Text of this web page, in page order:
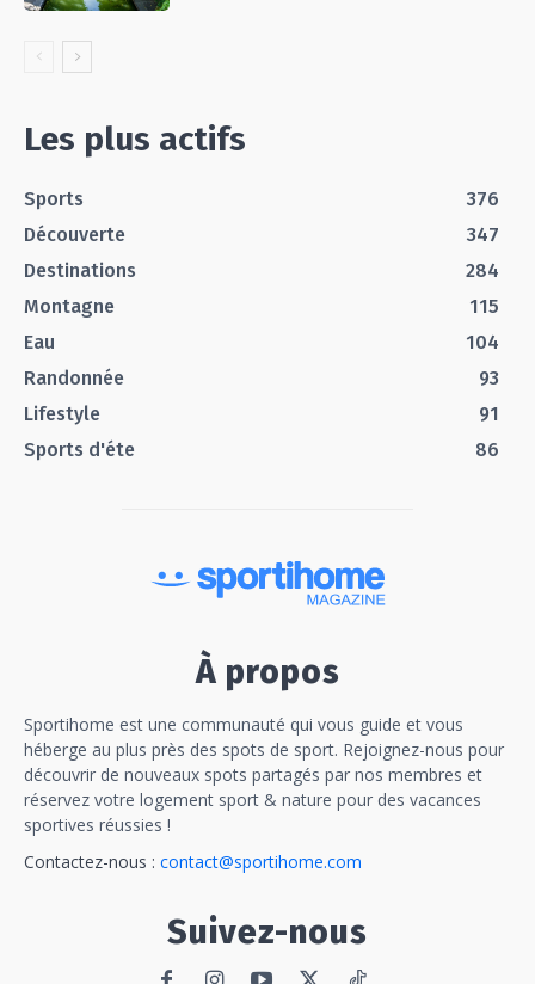
Les plus actifs
Sports
376
Découverte
347
Destinations
284
Montagne
115
Eau
104
Randonnée
93
Lifestyle
91
Sports d'éte
86
À propos
Sportihome est une communauté qui vous guide et vous
héberge au plus près des spots de sport. Rejoignez-nous pour
découvrir de nouveaux spots partagés par nos membres et
réservez votre logement sport & nature pour des vacances
sportives réussies !
Contactez-nous : contact@sportihome.com
Suivez-nous